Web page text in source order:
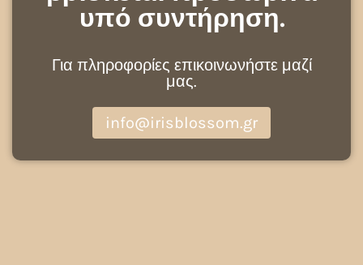
υπό συντήρηση.
Για πληροφορίες επικοινωνήστε μαζί
μας.
info@irisblossom.gr